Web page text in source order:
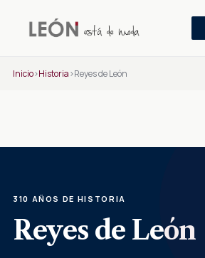
Inicio›Historia›Reyes de León
310 AÑOS DE HISTORIA
Reyes de León